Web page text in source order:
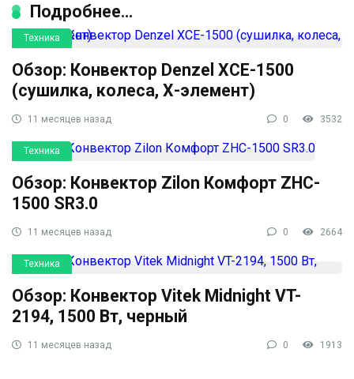
Подробнее...
Техника
Обзор: Конвектор Denzel XCE-1500
(сушилка, колеса, Х-элемент)
11 месяцев назад 0 3532
Техника
Обзор: Конвектор Zilon Комфорт ZHC-
1500 SR3.0
11 месяцев назад 0 2664
Техника
Обзор: Конвектор Vitek Midnight VT-
2194, 1500 Вт, черный
11 месяцев назад 0 1913